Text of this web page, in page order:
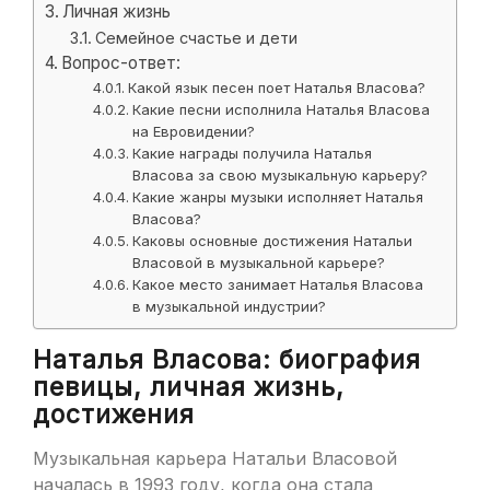
Личная жизнь
Семейное счастье и дети
Вопрос-ответ:
Какой язык песен поет Наталья Власова?
Какие песни исполнила Наталья Власова
на Евровидении?
Какие награды получила Наталья
Власова за свою музыкальную карьеру?
Какие жанры музыки исполняет Наталья
Власова?
Каковы основные достижения Натальи
Власовой в музыкальной карьере?
Какое место занимает Наталья Власова
в музыкальной индустрии?
Наталья Власова: биография
певицы, личная жизнь,
достижения
Музыкальная карьера Натальи Власовой
началась в 1993 году, когда она стала